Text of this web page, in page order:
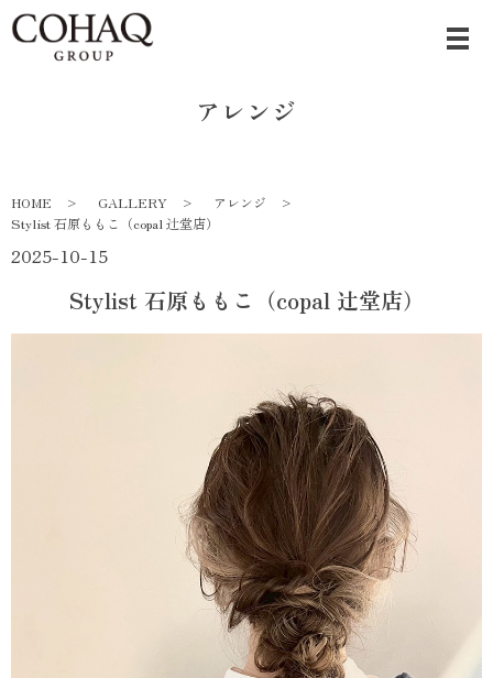
アレンジ
HOME GALLERY
アレンジ
Stylist 石原ももこ（copal 辻堂店）
2025-10-15
Stylist 石原ももこ（copal 辻堂店）